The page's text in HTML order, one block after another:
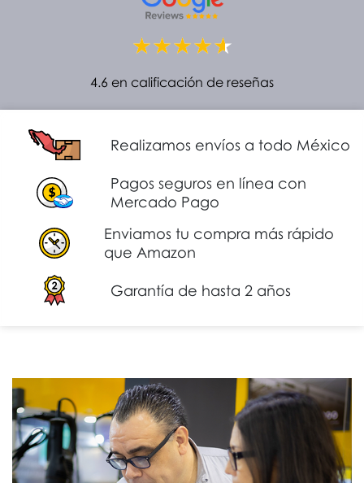
4.6 en calificación de reseñas
Realizamos envíos a todo México
Pagos seguros en línea con
Mercado Pago
Enviamos tu compra más rápido
que Amazon
Garantía de hasta 2 años